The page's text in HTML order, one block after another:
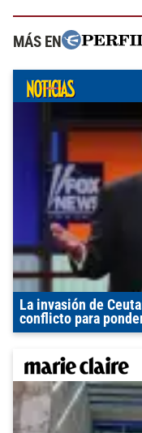
MÁS EN
La invasión de
conflicto para